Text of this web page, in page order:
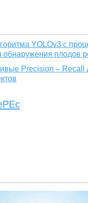
YOLOv3 с
обнаружения плодов
Precision – Recall